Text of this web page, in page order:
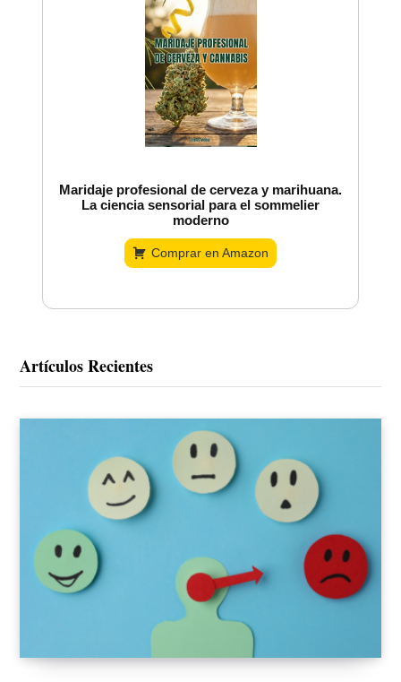
Maridaje profesional de cerveza y marihuana.
La ciencia sensorial para el sommelier
moderno
Comprar en Amazon
Artículos Recientes